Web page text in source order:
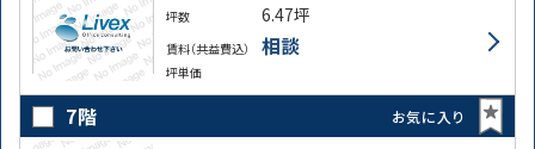
坪数 6.47坪
賃料（共益費込） 相談
坪単価
7階 お気に入り